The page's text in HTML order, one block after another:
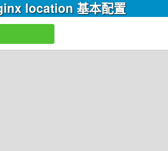
location 基本配置